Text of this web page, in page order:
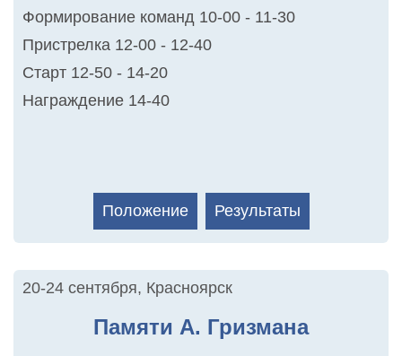
Формирование команд 10-00 - 11-30
Пристрелка 12-00 - 12-40
Старт 12-50 - 14-20
Награждение 14-40
Положение Результаты
20-24 сентября, Красноярск
Памяти А. Гризмана